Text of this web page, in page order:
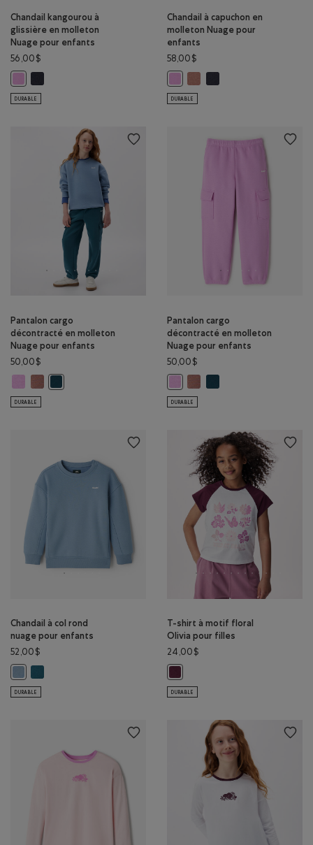
Chandail kangourou à
glissière en molleton
Nuage pour enfants
56,00$
DURABLE
Chandail à capuchon en
molleton Nuage pour
enfants
58,00$
DURABLE
Pantalon cargo
décontracté en molleton
Nuage pour enfants
50,00$
DURABLE
Pantalon cargo
décontracté en molleton
Nuage pour enfants
50,00$
DURABLE
Chandail à col rond
nuage pour enfants
52,00$
Chandail à col rond nuage pour enfants: SARCELLE Couleur
DURABLE
T-shirt à motif floral
Olivia pour filles
24,00$
DURABLE